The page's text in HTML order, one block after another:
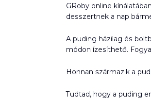
GRoby online
desszertnek a nap
A puding házilag és
módon ízesíthető.
Honnan származik a
Tudtad, hogy a puding